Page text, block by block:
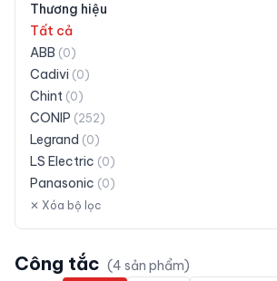
Ổ cắm siêu tải
Phích cắm
Taplo (28
Đuôi đèn (
Khác (19)
Thương hiệu
Tất cả
ABB (0)
Cadivi (0)
Chint (0)
CONIP (252)
Legrand (0)
LS Electric (0)
Panasonic (0)
Schneider Electric
Siemens (0)
✕ Xóa bộ lọc
Công tắc (4 sản phẩm)